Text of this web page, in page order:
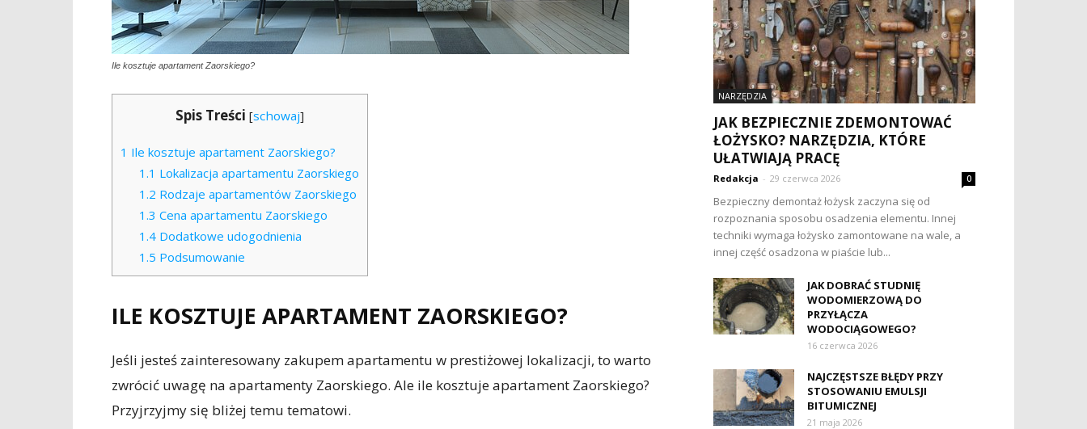
Ile kosztuje apartament Zaorskiego?
Spis Treści [schowaj]
1 Ile kosztuje apartament Zaorskiego?
1.1 Lokalizacja apartamentu Zaorskiego
1.2 Rodzaje apartamentów Zaorskiego
1.3 Cena apartamentu Zaorskiego
1.4Dodatkowe udogodnienia
1.5 Podsumowanie
ILE KOSZTUJE APARTAMENT ZAORSKIEGO?
Jeśli jesteś zainteresowany zakupem apartamentu w prestiżowej lokalizacji, to warto
zwrócić uwagę na apartamenty Zaorskiego. Ale ile kosztuje apartament Zaorskiego?
Przyjrzyjmy się bliżej temu tematowi.
NARZĘDZIA
JAK BEZPIECZNIE ZDEMONTOWAĆ
ŁOŻYSKO? NARZĘDZIA, KTÓRE
UŁATWIAJĄ PRACĘ
Redakcja - 29 czerwca 2026 0
Bezpieczny demontaż łożysk zaczyna się od
rozpoznania sposobu osadzenia elementu. Innej
techniki wymaga łożysko zamontowane na wale, a
innej część osadzona w piaście lub...
JAK DOBRAĆ STUDNIĘ
WODOMIERZOWĄ DO
PRZYŁĄCZA
WODOCIĄGOWEGO?
16 czerwca 2026
NAJCZĘSTSZE BŁĘDY PRZY
STOSOWANIU EMULSJI
BITUMICZNEJ
21 maja 2026